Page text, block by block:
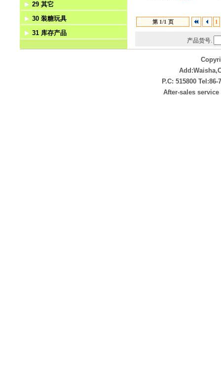
上链动物
拉线动物
压力动物
挺力动物
赠品29 其它
非电动
其它电动类
30 装糖玩具
装糖玩具
31 库存产品
库存产品
第 1/1 页 1
产品货号.
P.C: 515800 Tel:86-
After-sales